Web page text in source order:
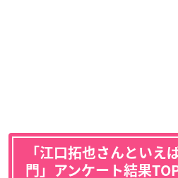
「江口拓也さんといえ
門」アンケート結果